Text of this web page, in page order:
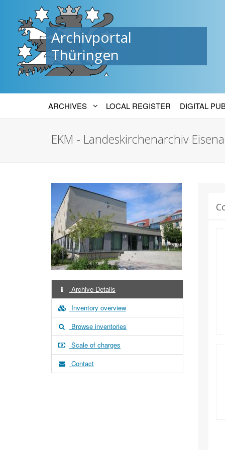
Archivportal
Thüringen
ARCHIVES LOCAL REGISTER DIGITAL
EKM - Landeskirchenarchiv
Archive-Details
Inventory overview
Browse inventories
Scale of charges
Contact